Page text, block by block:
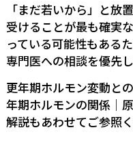
「まだ若いから」と放
受けることが最も確実
っている可能性もある
専門医への相談を優先し
更年期ホルモン変動と
年期ホルモンの関係｜
解説もあわせてご参照く